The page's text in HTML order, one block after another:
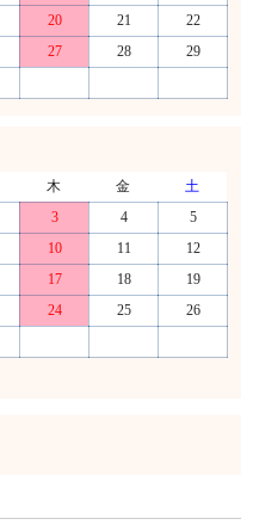
20 21
22
27 28
29
木 金
土
3 4
5
10 11
12
17 18
19
24 25
26